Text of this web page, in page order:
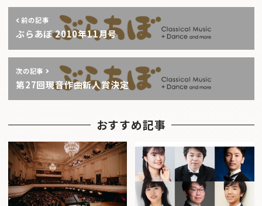
前の記事
ぶらあぼ 2010年11月号
次の記事
第27回現音作曲新人賞決定
おすすめ記事